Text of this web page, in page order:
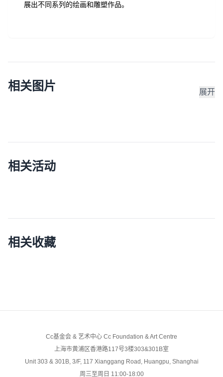
展出不同系列的绘画和雕塑作品。
相关图片 展开
相关活动
相关收藏
Cc基金会 & 艺术中心 Cc Foundation & Art Centre
上海市黄浦区香港路117号3楼303&301B室
Unit 303 & 301B, 3/F, 117 Xianggang Road, Huangpu, Shanghai
周三至周日 11:00-18:00